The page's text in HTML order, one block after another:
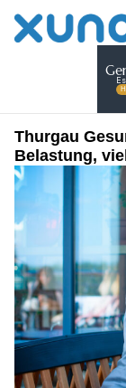
Thurgau
Belastung,